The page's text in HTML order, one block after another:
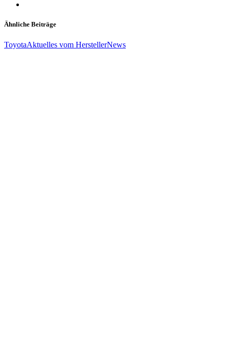
Ähnliche Beiträge
ToyotaAktuelles vom HerstellerNews